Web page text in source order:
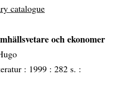
catalogue
och ekonomer
: 1999 : 282 s. :